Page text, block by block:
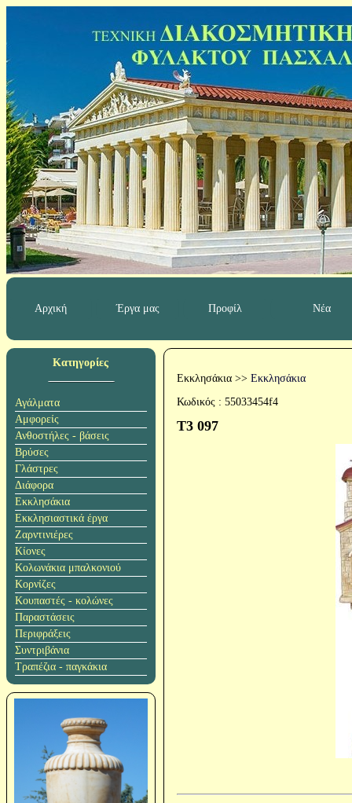
Αρχική Έργα μας Προφίλ Νέα
Κατηγορίες
Αγάλματα
Αμφορείς
Ανθοστήλες - βάσεις
Βρύσες
Γλάστρες
Διάφορα
Εκκλησάκια
Εκκλησιαστικά έργα
Ζαρντινιέρες
Κίονες
Κολωνάκια μπαλκονιού
Κορνίζες
Κουπαστές - κολώνες
Παραστάσεις
Περιφράξεις
Συντριβάνια
Τραπέζια - παγκάκια
Εκκλησάκια >> Εκκλησάκια
Κωδικός : 55033454f4
T3 097